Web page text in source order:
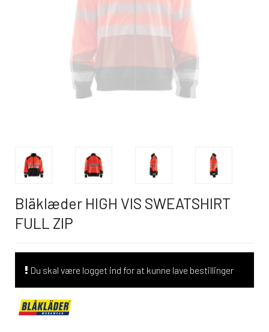
Bläklæder HIGH VIS SWEATSHIRT
FULL ZIP
Du skal være logget ind for at kunne lave bestillinger